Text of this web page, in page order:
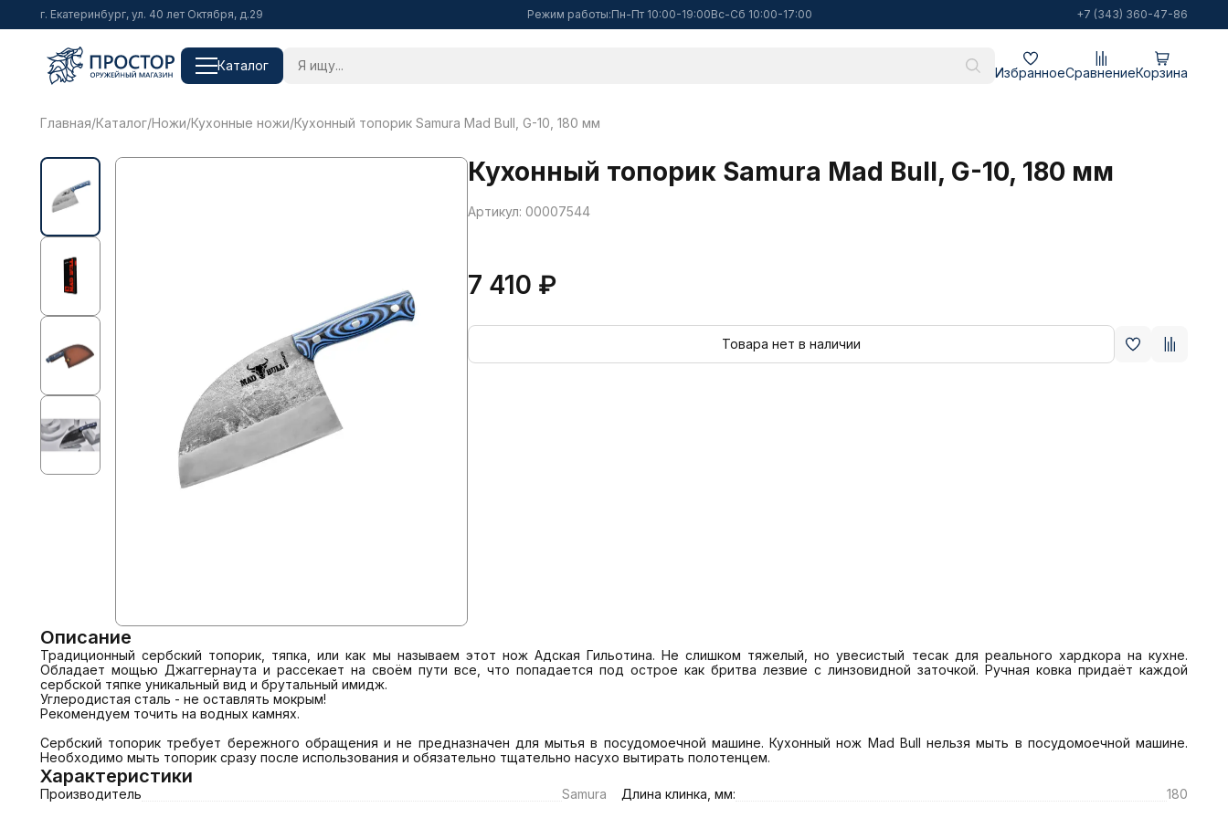
г. Екатеринбург, ул. 40 лет Октября, д.29 Режим работы:Пн-Пт 10:00-19:00Вс-Сб 10:00-17:00 +7 (343) 360-47-86
Каталог ИзбранноеСравнениеКорзина
Главная/Каталог/Ножи/Кухонные ножи/Кухонный топорик Samura Mad Bull, G-10, 180 мм
Кухонный топорик Samura Mad Bull, G-10, 180 мм
Артикул: 00007544
7 410 ₽
Товара нет в наличии
Описание
Традиционный сербский топорик, тяпка, или как мы называем этот нож Адская Гильотина. Не слишком тяжелый, но увесистый тесак для реального хардкора на кухне.
Обладает мощью Джаггернаута и рассекает на своём пути все, что попадается под острое как бритва лезвие с линзовидной заточкой. Ручная ковка придаёт каждой
сербской тяпке уникальный вид и брутальный имидж.
Углеродистая сталь - не оставлять мокрым!
Рекомендуем точить на водных камнях.
Сербский топорик требует бережного обращения и не предназначен для мытья в посудомоечной машине. Кухонный нож Mad Bull нельзя мыть в посудомоечной машине.
Необходимо мыть топорик сразу после использования и обязательно тщательно насухо вытирать полотенцем.
Характеристики
Производитель Samura Длина клинка, мм:
180